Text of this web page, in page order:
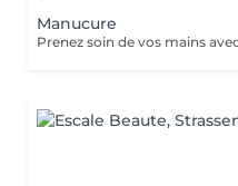
Manucure